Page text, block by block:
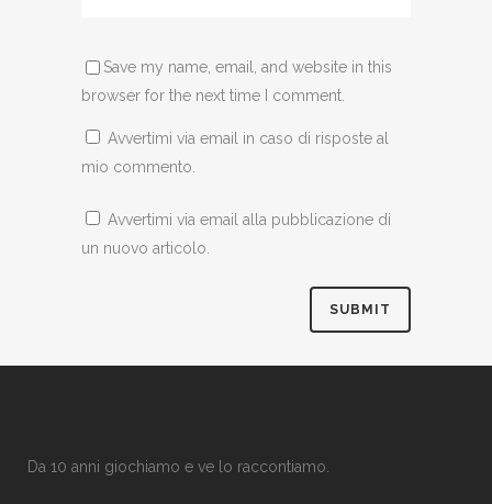
Save my name, email, and website in this
browser for the next time I comment.
Avvertimi via email in caso di risposte al
mio commento.
Avvertimi via email alla pubblicazione di
un nuovo articolo.
Da 10 anni giochiamo e ve lo raccontiamo.